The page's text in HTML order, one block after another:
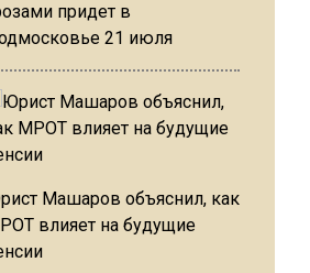
придет в
21 июля
Машаров объяснил, как
влияет на будущие